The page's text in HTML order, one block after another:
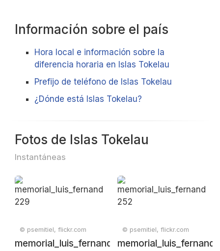
Información sobre el país
Hora local e información sobre la
diferencia horaria en Islas Tokelau
Prefijo de teléfono de Islas Tokelau
¿Dónde está Islas Tokelau?
Fotos de Islas Tokelau
Instantáneas
© psemitiel, flickr.com © psemitiel, flickr.com